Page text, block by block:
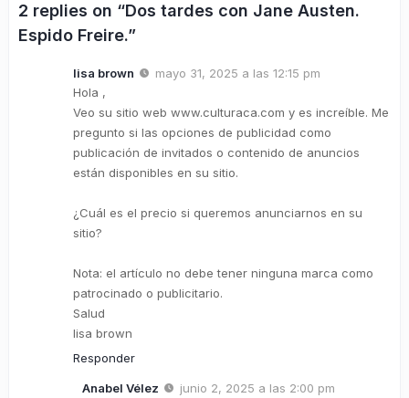
2 replies on “Dos tardes con Jane Austen.
Espido Freire.”
lisa brown
mayo 31, 2025 a las 12:15 pm
Hola ,
Veo su sitio web www.culturaca.com y es increíble. Me
pregunto si las opciones de publicidad como
publicación de invitados o contenido de anuncios
están disponibles en su sitio.
¿Cuál es el precio si queremos anunciarnos en su
sitio?
Nota: el artículo no debe tener ninguna marca como
patrocinado o publicitario.
Salud
lisa brown
Responder
Anabel Vélez
junio 2, 2025 a las 2:00 pm